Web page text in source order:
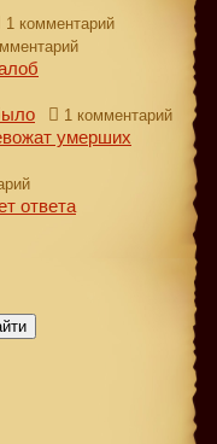
1 комментарий
1 комментарий
умерших
ответа